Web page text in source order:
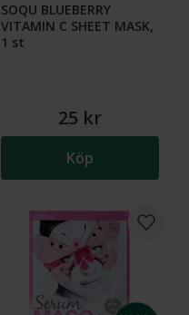
SOQU BLUEBERRY
VITAMIN C SHEET MASK,
1 st
25 kr
Köp